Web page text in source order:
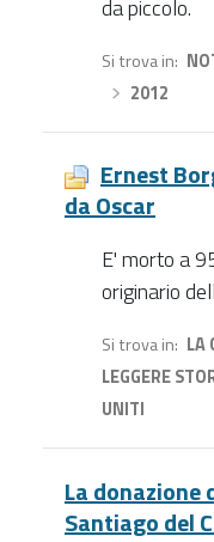
da piccolo.
Si trova in
2012
Ernest
da Oscar
E' morto a
originario
Si trova in LA
LEGGERE
UNITI
La donazione
Santiago del